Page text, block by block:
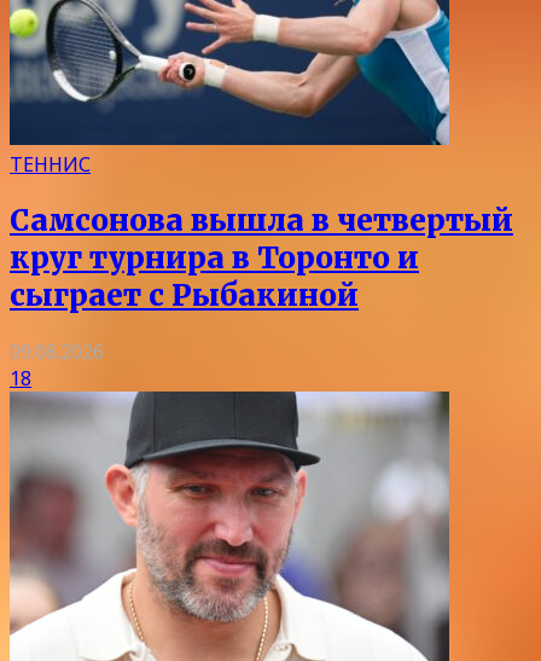
ТЕННИС
Самсонова вышла в четвертый
круг турнира в Торонто и
сыграет с Рыбакиной
09.08.2026
18